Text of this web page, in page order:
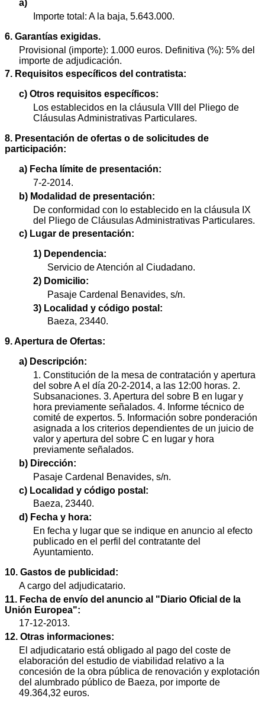
a)
Importe total: A la baja, 5.643.000.
6. Garantías exigidas.
Provisional (importe): 1.000 euros. Definitiva (%): 5% del
importe de adjudicación.
7. Requisitos específicos del contratista:
c) Otros requisitos específicos:
Los establecidos en la cláusula VIII del Pliego de
Cláusulas Administrativas Particulares.
8. Presentación de ofertas o de solicitudes de
participación:
a) Fecha límite de presentación:
7-2-2014.
b) Modalidad de presentación:
De conformidad con lo establecido en la cláusula IX
del Pliego de Cláusulas Administrativas Particulares.
c) Lugar de presentación:
1) Dependencia:
Servicio de Atención al Ciudadano.
2) Domicilio:
Pasaje Cardenal Benavides, s/n.
3) Localidad y código postal:
Baeza, 23440.
9. Apertura de Ofertas:
a) Descripción:
1. Constitución de la mesa de contratación y apertura
del sobre A el día 20-2-2014, a las 12:00 horas. 2.
Subsanaciones. 3. Apertura del sobre B en lugar y
hora previamente señalados. 4. Informe técnico de
comité de expertos. 5. Información sobre ponderación
asignada a los criterios dependientes de un juicio de
valor y apertura del sobre C en lugar y hora
previamente señalados.
b) Dirección:
Pasaje Cardenal Benavides, s/n.
c) Localidad y código postal:
Baeza, 23440.
d) Fecha y hora:
En fecha y lugar que se indique en anuncio al efecto
publicado en el perfil del contratante del
Ayuntamiento.
10. Gastos de publicidad:
A cargo del adjudicatario.
11. Fecha de envío del anuncio al "Diario Oficial de la
Unión Europea":
17-12-2013.
12. Otras informaciones:
El adjudicatario está obligado al pago del coste de
elaboración del estudio de viabilidad relativo a la
concesión de la obra pública de renovación y explotación
del alumbrado público de Baeza, por importe de
49.364,32 euros.